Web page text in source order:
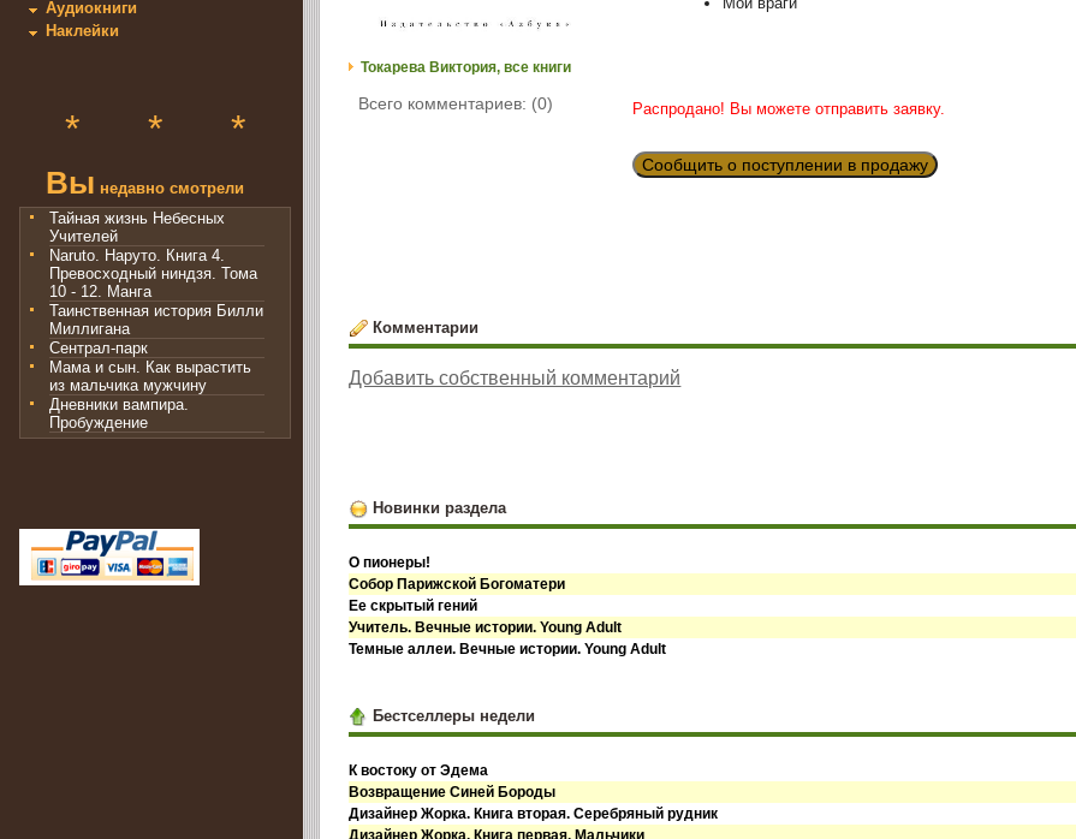
Аудиокниги
Наклейки
* * *
Вы недавно смотрели
Тайная жизнь Небесных
Учителей
Naruto. Наруто. Книга 4.
Превосходный ниндзя. Тома
10 - 12. Манга
Таинственная история Билли
Миллигана
Сентрал-парк
Мама и сын. Как вырастить
из мальчика мужчину
Дневники вампира.
Пробуждение
Токарева Виктория, все книги
Всего комментариев: (0) Распродано! Вы можете отправить заявку.
Сообщить о поступлении в продажу
Комментарии
Добавить собственный комментарий
Новинки раздела
О пионеры!
Собор Парижской Богоматери
Ее скрытый гений
Учитель. Вечные истории. Young Adult
Темные аллеи. Вечные истории. Young Adult
Бестселлеры недели
К востоку от Эдема
Возвращение Синей Бороды
Дизайнер Жорка. Книга вторая. Серебряный рудник
Дизайнер Жорка. Книга первая. Мальчики